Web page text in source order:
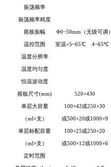
振荡频率
振荡频率精度
摇板振幅 Φ0~50mm（无级可调）
温控范围 室温+5~65℃ 4~65℃
温度分辨率
温度均匀度
恒温波动度
摇板尺寸(mm) 520×430
单层大容量 100×42或250×30
（ml×支） 或500×20或1000×9
单层标配容量 100×25或250×20
（ml×支） 或500×12或1000×6
定时范围